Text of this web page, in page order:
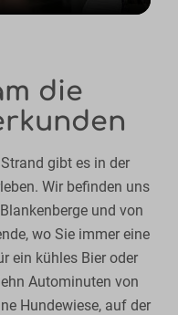
die
gibt es in der
Wir befinden uns
und von
wo Sie immer eine
ein kühles Bier oder
Autominuten von
Hundewiese, auf der